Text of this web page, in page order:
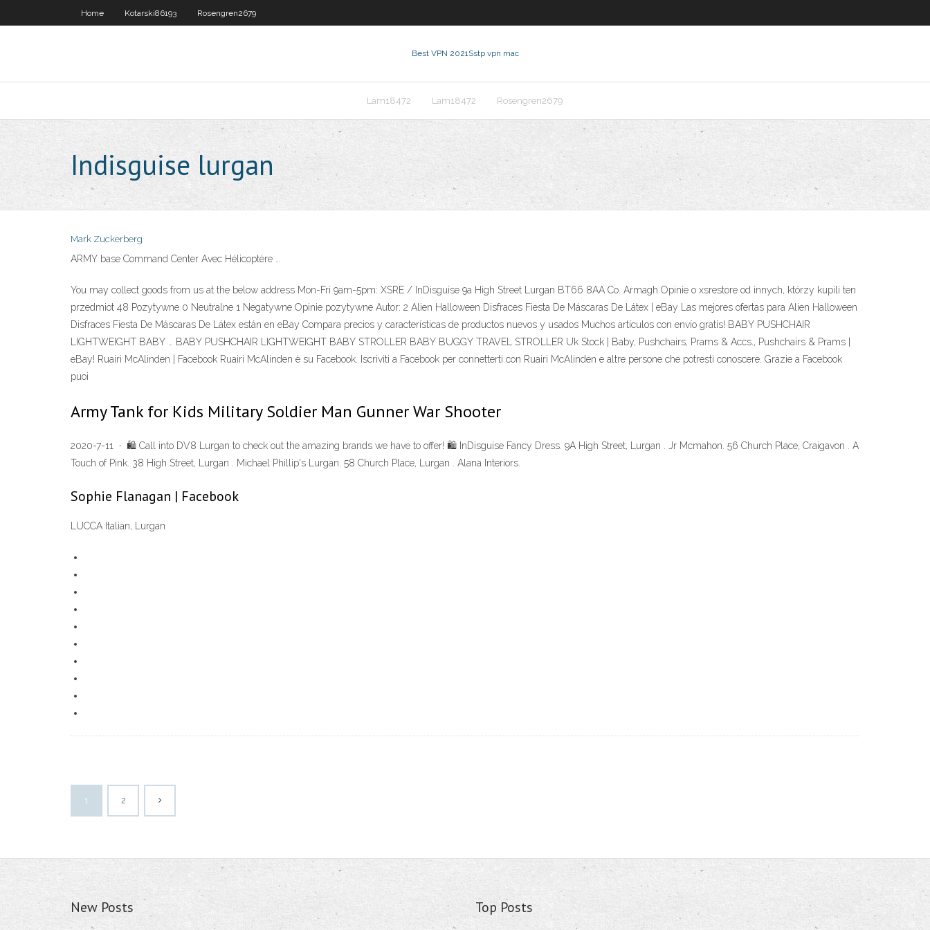
Home Kotarski86193 Rosengren2679
Best VPN 2021Sstp vpn mac
Lam18472 Lam18472 Rosengren2679
Indisguise lurgan
Mark Zuckerberg
ARMY base Command Center Avec Hélicoptère …
You may collect goods from us at the below address Mon-Fri 9am-5pm: XSRE / InDisguise 9a High Street Lurgan BT66 8AA Co. Armagh Opinie o xsrestore od innych, którzy kupili ten
przedmiot 48 Pozytywne 0 Neutralne 1 Negatywne Opinie pozytywne Autor: 2 Alien Halloween Disfraces Fiesta De Máscaras De Látex | eBay Las mejores ofertas para Alien Halloween
Disfraces Fiesta De Máscaras De Látex están en eBay Compara precios y características de productos nuevos y usados Muchos artículos con envío gratis! BABY PUSHCHAIR
LIGHTWEIGHT BABY … BABY PUSHCHAIR LIGHTWEIGHT BABY STROLLER BABY BUGGY TRAVEL STROLLER Uk Stock | Baby, Pushchairs, Prams & Accs., Pushchairs & Prams |
eBay! Ruairi McAlinden | Facebook Ruairi McAlinden è su Facebook. Iscriviti a Facebook per connetterti con Ruairi McAlinden e altre persone che potresti conoscere. Grazie a Facebook
puoi
Army Tank for Kids Military Soldier Man Gunner War Shooter
2020-7-11 · 🛍 Call into DV8 Lurgan to check out the amazing brands we have to offer! 🛍 InDisguise Fancy Dress. 9A High Street, Lurgan . Jr Mcmahon. 56 Church Place, Craigavon . A
Touch of Pink. 38 High Street, Lurgan . Michael Phillip's Lurgan. 58 Church Place, Lurgan . Alana Interiors.
Sophie Flanagan | Facebook
LUCCA Italian, Lurgan
1 2
New Posts Top Posts